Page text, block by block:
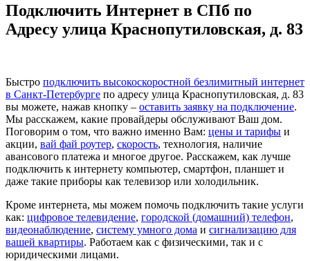
Подключить Интернет в СПб по
Адресу улица Краснопутиловская, д. 83
Быстро подключить высокоскоростной безлимитный интернет
в Санкт-Петербурге по адресу улица Краснопутиловская, д. 83
вы можете, нажав кнопку – оставить заявку на подключение.
Мы расскажем, какие провайдеры обслуживают Ваш дом.
Поговорим о том, что важно именно Вам: цены и тарифы и
акции, вай фай роутер, скорость, технология, наличие
авансового платежа и многое другое. Расскажем, как лучше
подключить к интернету компьютер, смартфон, планшет и
даже такие приборы как телевизор или холодильник.
Кроме интернета, мы можем помочь подключить такие услуги
как: цифровое телевидение, городской (домашний) телефон,
видеонаблюдение, систему умного дома и сигнализацию для
вашей квартиры. Работаем как с физическими, так и с
юридическими лицами.